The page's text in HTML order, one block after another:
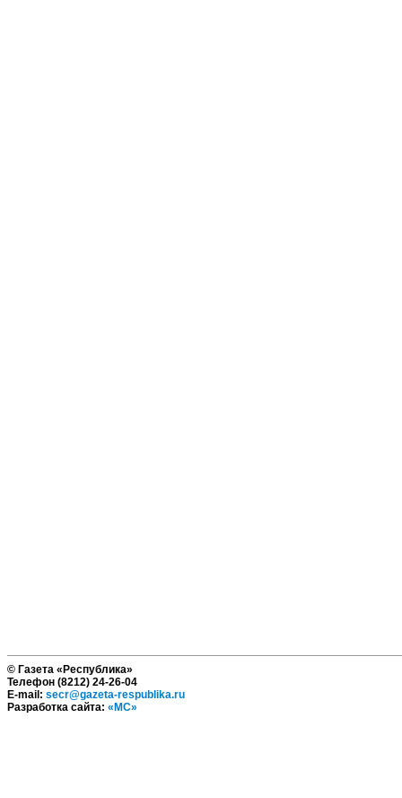
© Газета «Республика»
Телефон (8212) 24-26-04
E-mail: secr@gazeta-respublika.ru
Разработка сайта: «МС»